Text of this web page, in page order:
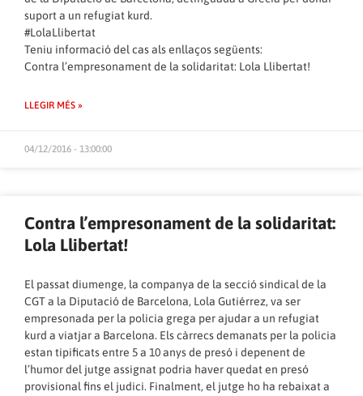
suport a un refugiat kurd.
#LolaLlibertat
Teniu informació del cas als enllaços següents:
Contra l’empresonament de la solidaritat: Lola Llibertat!
LLEGIR MÉS »
04/12/2016 - 13:00:00
Contra l’empresonament de la solidaritat:
Lola Llibertat!
El passat diumenge, la companya de la secció sindical de la
CGT a la Diputació de Barcelona, Lola Gutiérrez, va ser
empresonada per la policia grega per ajudar a un refugiat
kurd a viatjar a Barcelona. Els càrrecs demanats per la policia
estan tipificats entre 5 a 10 anys de presó i depenent de
l’humor del jutge assignat podria haver quedat en presó
provisional fins el judici. Finalment, el jutge ho ha rebaixat a